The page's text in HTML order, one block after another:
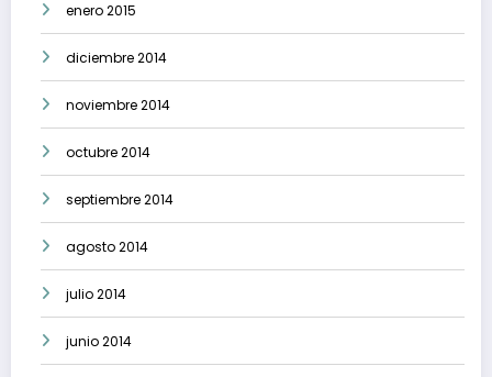
enero 2015
diciembre 2014
noviembre 2014
octubre 2014
septiembre 2014
agosto 2014
julio 2014
junio 2014